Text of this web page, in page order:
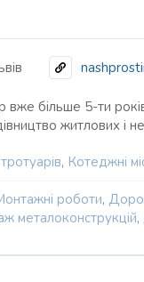
вже більше 5-ти
житлових і
, Котеджні
роботи,
металоконструкцій,